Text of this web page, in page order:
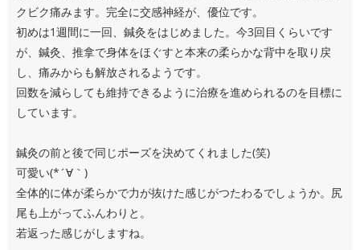
クビク痛みます。完全に交感神経が、優位です。
初めは1週間に一回、鍼灸をはじめました。今3回目くらいです
が、鍼灸、推拿で身体をほぐすと本来の柔らかな背中を取り戻
し、痛みからも解放されるようです。
回数を減らしても維持できるように治療を進められるのを目標に
しています。
鍼灸の前と後で同じポーズを決めてくれました(笑)
可愛い(*´∀｀)
全体的に体が柔らかで力が抜けた感じがつたわるでしょうか。尻
尾も上がってふんわりと。
若返った感じがしますね。